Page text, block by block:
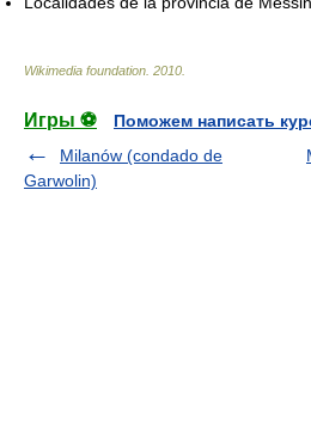
Wikimedia foundation 2010
Игры ⚽
Поможем написать
Milanów (condado de
Garwolin)